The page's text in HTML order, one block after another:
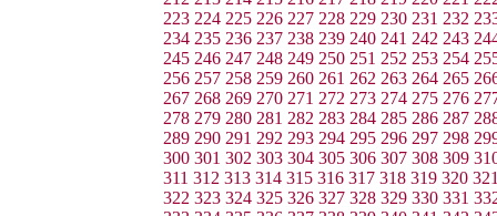
223 224 225 226 227 228 229 230 231 232
234 235 236 237 238 239 240 241 242 243
245 246 247 248 249 250 251 252 253 254
256 257 258 259 260 261 262 263 264 265
267 268 269 270 271 272 273 274 275 276
278 279 280 281 282 283 284 285 286 287
289 290 291 292 293 294 295 296 297 298
300 301 302 303 304 305 306 307 308 309
311 312 313 314 315 316 317 318 319 320
322 323 324 325 326 327 328 329 330 331